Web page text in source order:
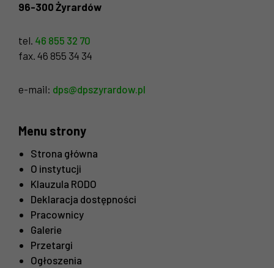
96-300 Żyrardów
tel. 46 855 32 70
fax. 46 855 34 34
e-mail: dps@dpszyrardow.pl
Menu strony
Strona główna
O instytucji
Klauzula RODO
Deklaracja dostępności
Pracownicy
Galerie
Przetargi
Ogłoszenia